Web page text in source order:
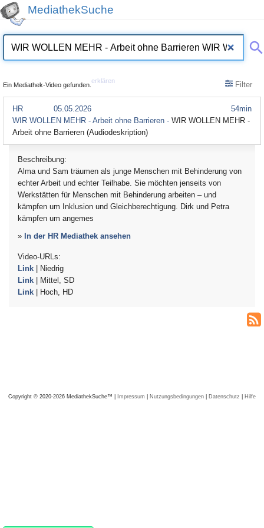
MediathekSuche
Ein Mediathek-Video gefunden.
erklären Filter
54min
HR
05.05.2026
WIR WOLLEN MEHR - Arbeit ohne Barrieren - WIR WOLLEN MEHR -
Arbeit ohne Barrieren (Audiodeskription)
Beschreibung:
Alma und Sam träumen als junge Menschen mit Behinderung von
echter Arbeit und echter Teilhabe. Sie möchten jenseits von
Werkstätten für Menschen mit Behinderung arbeiten – und
kämpfen um Inklusion und Gleichberechtigung. Dirk und Petra
kämpfen um angemes
» In der HR Mediathek ansehen
Video-URLs:
Link | Niedrig
Link | Mittel, SD
Link | Hoch, HD
Copyright © 2020-2026 MediathekSuche™ | Impressum | Nutzungsbedingungen | Datenschutz | Hilfe